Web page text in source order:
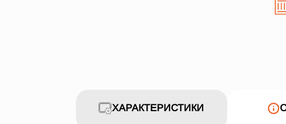
ХАРАКТЕРИСТИКИ